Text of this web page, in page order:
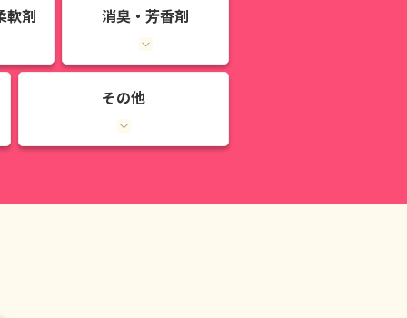
軟剤 消臭・芳香剤
その他